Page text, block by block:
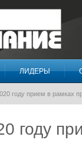
ЛИДЕРЫ
году прием в рамках
году